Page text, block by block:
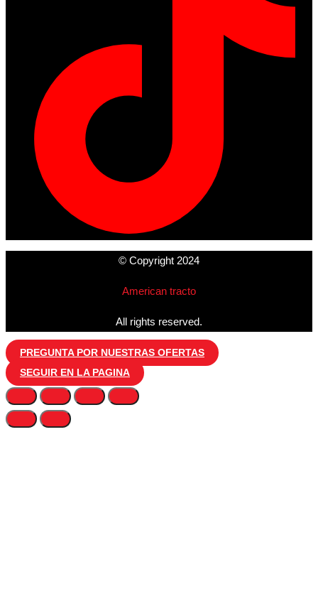
© Copyright 2024
American tracto
All rights reserved.
PREGUNTA POR NUESTRAS OFERTAS
SEGUIR EN LA PAGINA